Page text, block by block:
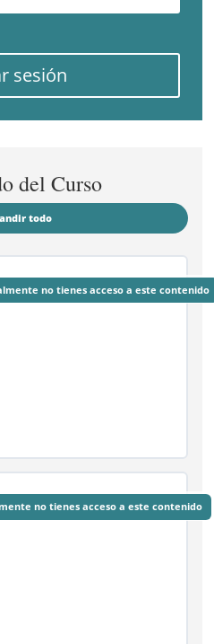
sesión
del Curso
todo
Módulos
no tienes acceso a este contenido
no tienes acceso a este contenido